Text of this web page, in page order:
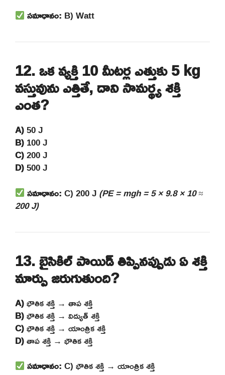
సమాధానం: B) Watt
12. ఒక వ్యక్తి 10 మీటర్ల ఎత్తుకు 5 kg
వస్తువును ఎత్తితే, దాని సామర్థ్య శక్తి
ఎంత?
A)50 J
B)100 J
C)200 J
D)500 J
సమాధానం:C) 200 J(PE = mgh = 5 × 9.8 × 10 ≈
200 J)
13. బైసికిల్ పాయిడ్ తిప్పినప్పుడు ఏ శక్తి
మార్పు జరుగుతుంది?
A)భౌతిక శక్తి → తాప శక్తి
B)భౌతిక శక్తి → విద్యుత్ శక్తి
C)భౌతిక శక్తి → యాంత్రిక శక్తి
D)తాప శక్తి → భౌతిక శక్తి
సమాధానం:C) భౌతిక శక్తి → యాంత్రిక శక్తి